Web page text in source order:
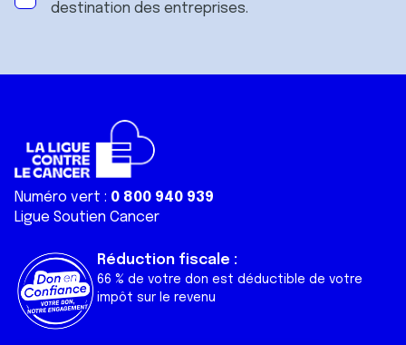
destination des entreprises.
Numéro vert : 0 800 940 939
Ligue Soutien Cancer
Réduction fiscale :
66 % de votre don est déductible de votre
impôt sur le revenu